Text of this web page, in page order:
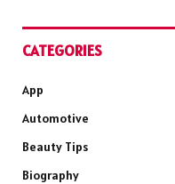
CATEGORIES
App
Automotive
Beauty Tips
Biography